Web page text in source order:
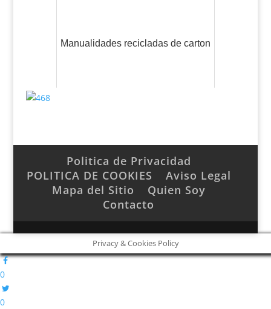
Manualidades recicladas de carton
Politica de Privacidad
POLITICA DE COOKIES
Aviso Legal
Mapa del Sitio
Quien Soy
Contacto
Privacy & Cookies Policy
0
0